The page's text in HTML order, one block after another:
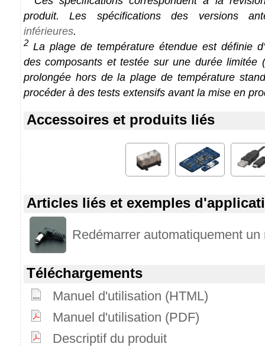
produit. Les spécifications des versions
inférieures.
2 La plage de température étendue est définie
des composants et testée sur une durée limitée
prolongée hors de la plage de température
procéder à des tests extensifs avant la mise en
Accessoires et produits liés
Articles liés et exemples
Redémarrer automatiquement
Téléchargements
Manuel d'utilisation (HTML)
Manuel d'utilisation (PDF)
Descriptif du produit